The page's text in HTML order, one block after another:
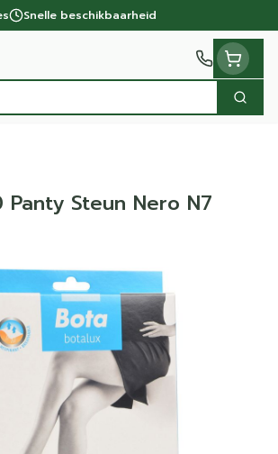
Snelle beschikbaarheid
Zoek
Panty Steun Nero N7